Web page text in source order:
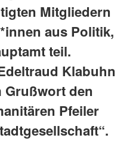
Mitgliedern
aus Politik,
teil.
Klabuhn
den
Pfeiler